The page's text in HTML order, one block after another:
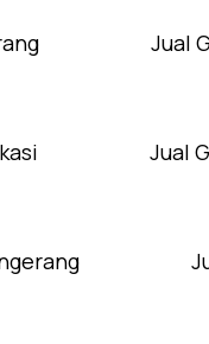
Jual
Jual